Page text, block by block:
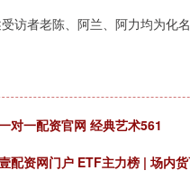
者老陈、阿兰、阿力均为化名
对一配资官网 经典艺术561
配资网门户 ETF主力榜 | 场内